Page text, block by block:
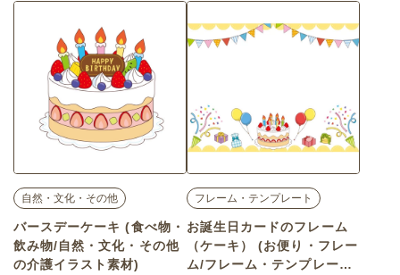
自然・文化・その他
バースデーケーキ (食べ物・
飲み物/自然・文化・その他
の介護イラスト素材)
フレーム・テンプレート
お誕生日カードのフレーム
（ケーキ） (お便り・フレー
ム/フレーム・テンプレート